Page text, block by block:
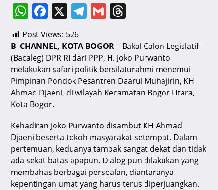
W
h
at
s
A
p
p
F
c
e
b
o
o
k
X T
e
gr
a
m
G
ai
l
e
a
d
s
Post Views: 526
B–CHANNEL, KOTA BOGOR– Bakal Calon Legislatif
(Bacaleg) DPR RI dari PPP, H. Joko Purwanto
melakukan safari politik bersilaturahmi menemui
Pimpinan Pondok Pesantren Daarul Muhajirin, KH
Ahmad Djaeni, di wilayah Kecamatan Bogor Utara,
Kota Bogor.
Kehadiran Joko Purwanto disambut KH Ahmad
Djaeni beserta tokoh masyarakat setempat. Dalam
pertemuan, keduanya tampak sangat dekat dan tidak
ada sekat batas apapun. Dialog pun dilakukan yang
membahas berbagai persoalan, diantaranya
kepentingan umat yang harus terus diperjuangkan.